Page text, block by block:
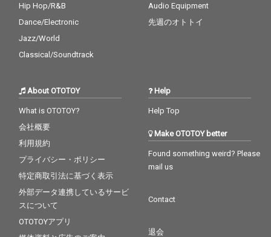
Hip Hop/R&B
Dance/Electronic
Jazz/World
Classical/Soundtrack
Audio Equipment
先週のオトトイ
About OTOTOY
What is OTOTOY?
会社概要
利用規約
プライバシー・ポリシー
特定商取引法に基づく表示
外部データ連携しているサービ
スについて
OTOTOYアプリ
Help
Help Top
Make OTOTOY better
Found something weird? Please
mail us
Contact
退会